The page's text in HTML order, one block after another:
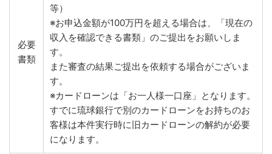
必要
書類
等）
※お申込金額が100万円を超える場合は、「現在の
収入を確認できる書類」のご提出をお願いしま
す。
また審査の結果ご提出を依頼する場合がございま
す。
※カードローンは「お一人様一口座」となります。
すでに琉球銀行で別のカードローンをお持ちのお
客様は本件実行時に旧カードローンの解約が必要
になります。